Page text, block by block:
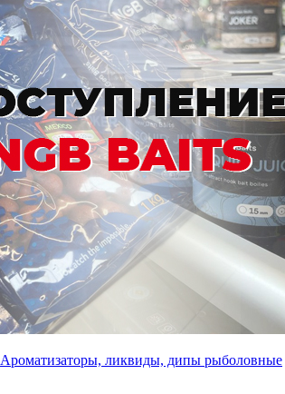
Ароматизаторы, ликвиды, дипы рыболовные